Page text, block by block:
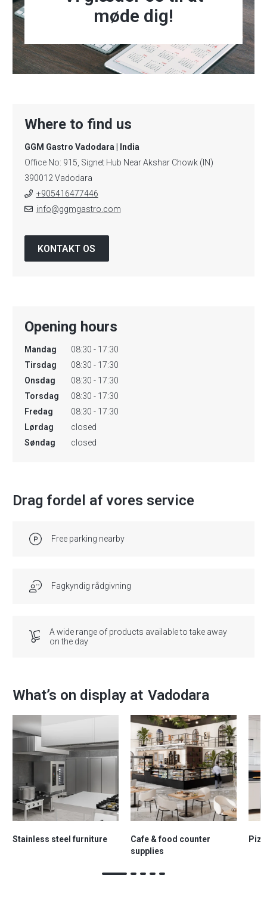
møde dig!
Where to find us
GGM Gastro Vadodara | India
Office No: 915, Signet Hub Near Akshar Chowk (IN)
390012 Vadodara
+905416477446
info@ggmgastro.com
KONTAKT OS
Opening hours
Mandag
08:30 - 17:30
Tirsdag
08:30 - 17:30
Onsdag
08:30 - 17:30
Torsdag
08:30 - 17:30
Fredag
08:30 - 17:30
Lørdag
closed
Søndag
closed
Drag fordel af vores service
Free parking nearby
Fagkyndig rådgivning
A wide range of products available to take away
on the day
What’s on display at Vadodara
Stainless steel furniture
Cafe & food counter
supplies